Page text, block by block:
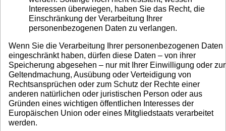
Interessen überwiegen, haben Sie das Recht, die
Einschränkung der Verarbeitung Ihrer
personenbezogenen Daten zu verlangen.
Wenn Sie die Verarbeitung Ihrer personenbezogenen Daten
eingeschränkt haben, dürfen diese Daten – von ihrer
Speicherung abgesehen – nur mit Ihrer Einwilligung oder zur
Geltendmachung, Ausübung oder Verteidigung von
Rechtsansprüchen oder zum Schutz der Rechte einer
anderen natürlichen oder juristischen Person oder aus
Gründen eines wichtigen öffentlichen Interesses der
Europäischen Union oder eines Mitgliedstaats verarbeitet
werden.